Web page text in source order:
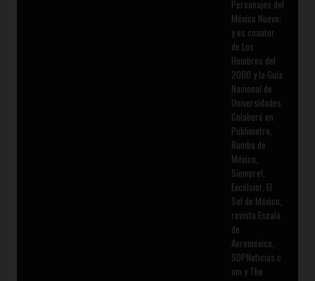
Personajes del
México Nuevo;
y es coautor
de Los
Hombres del
2000 y la Guía
Nacional de
Universidades.
Colaboró en
Publimetro,
Rumbo de
México,
Siempre!,
Excélsior, El
Sol de México,
revista Escala
de
Aeroméxico,
SDPNoticias.c
om y The